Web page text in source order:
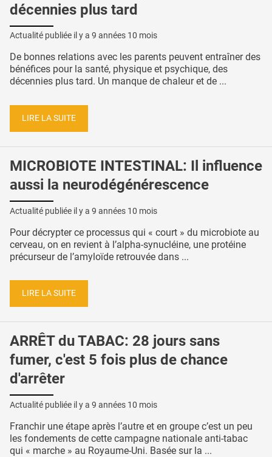
décennies plus tard
Actualité publiée il y a 9 années 10 mois
De bonnes relations avec les parents peuvent entraîner des
bénéfices pour la santé, physique et psychique, des
décennies plus tard. Un manque de chaleur et de ...
LIRE LA SUITE
MICROBIOTE INTESTINAL: Il influence
aussi la neurodégénérescence
Actualité publiée il y a 9 années 10 mois
Pour décrypter ce processus qui « court » du microbiote au
cerveau, on en revient à l’alpha-synucléine, une protéine
précurseur de l’amyloïde retrouvée dans ...
LIRE LA SUITE
ARRÊT du TABAC: 28 jours sans
fumer, c'est 5 fois plus de chance
d'arrêter
Actualité publiée il y a 9 années 10 mois
Franchir une étape après l’autre et en groupe c’est un peu
les fondements de cette campagne nationale anti-tabac
qui « marche » au Royaume-Uni. Basée sur la ...